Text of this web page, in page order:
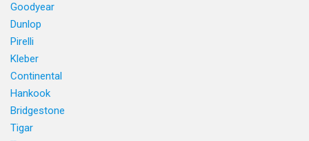
Goodyear
Dunlop
Pirelli
Kleber
Continental
Hankook
Bridgestone
Tigar